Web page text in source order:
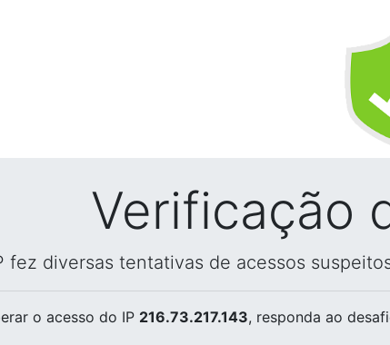
Verificação
fez diversas tentativas de acessos
o acesso do IP 216.73.217.143, responda ao